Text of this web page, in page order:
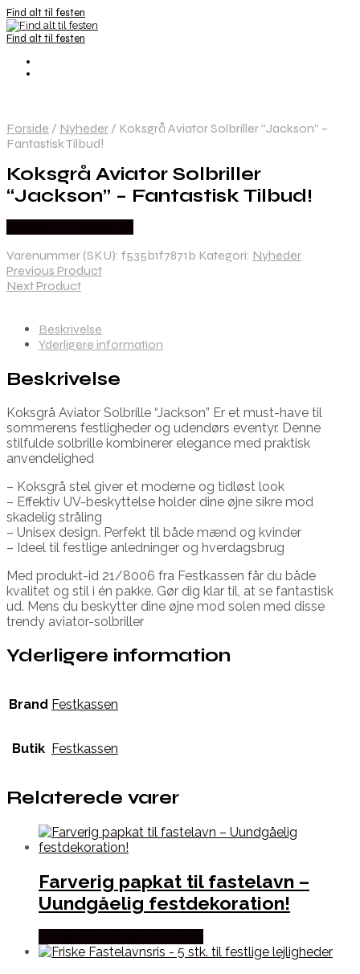
Find alt til festen
Find alt til festen
Forside / Nyheder / Koksgrå Aviator Solbriller “Jackson” –
Fantastisk Tilbud!
Koksgrå Aviator Solbriller
“Jackson” – Fantastisk Tilbud!
Varenummer (SKU): f535b1f7871b Kategori: Nyheder
Previous Product
Next Product
Beskrivelse
Yderligere information
Beskrivelse
Koksgrå Aviator Solbrille “Jackson” Er et must-have til
sommerens festligheder og udendørs eventyr. Denne
stilfulde solbrille kombinerer elegance med praktisk
anvendelighed
– Koksgrå stel giver et moderne og tidløst look
– Effektiv UV-beskyttelse holder dine øjne sikre mod
skadelig stråling
– Unisex design. Perfekt til både mænd og kvinder
– Ideel til festlige anledninger og hverdagsbrug
Med produkt-id 21/8006 fra Festkassen får du både
kvalitet og stil i én pakke. Gør dig klar til, at se fantastisk
ud. Mens du beskytter dine øjne mod solen med disse
trendy aviator-solbriller
Yderligere information
Brand Festkassen
Butik Festkassen
Relaterede varer
Farverig papkat til fastelavn –
Uundgåelig festdekoration!